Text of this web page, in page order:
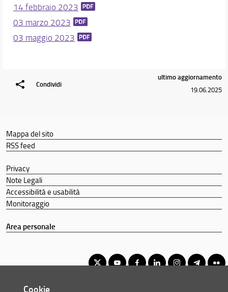
Per laurearsi
Proseguire dopo la laurea
Qualità del Corso
Il Corso di Studio si presenta
Docenti
Orario e calendari
14 febbraio 2023
03 marzo 2023
03 maggio 2023
Condividi
ultimo aggiornamento
19.06.2025
Mappa del sito
RSS feed
Privacy
Note Legali
Accessibilità e usabilità
Monitoraggio
Area personale
Cookie